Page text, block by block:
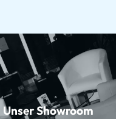
Unser Showroom